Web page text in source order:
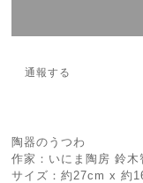
通報する
陶器のうつわ
作家：いにま陶房 鈴木
サイズ：約27cm x 約